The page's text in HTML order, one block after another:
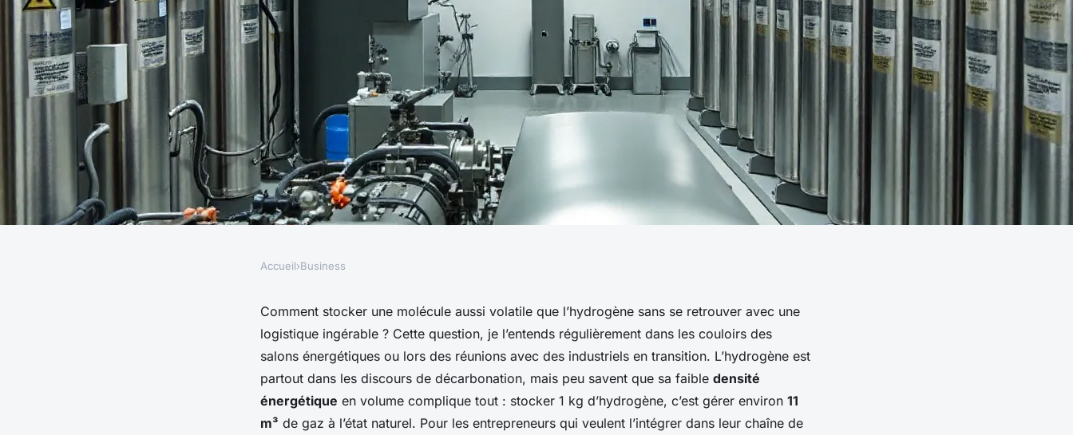
Les principales techniques de
stockage d'hydrogène et leurs défis
Accueil›Business
Comment stocker une molécule aussi volatile que l’hydrogène sans se retrouver avec une
logistique ingérable ? Cette question, je l’entends régulièrement dans les couloirs des
salons énergétiques ou lors des réunions avec des industriels en transition. L’hydrogène est
partout dans les discours de décarbonation, mais peu savent que sa faible densité
énergétique en volume complique tout : stocker 1 kg d’hydrogène, c’est gérer environ 11
m³ de gaz à l’état naturel. Pour les entrepreneurs qui veulent l’intégrer dans leur chaîne de